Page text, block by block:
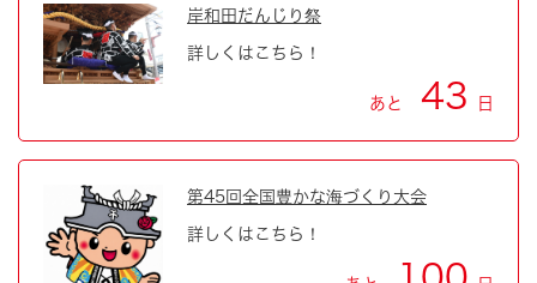
岸和田だんじり祭
詳しくはこちら！
あと 43 日
第45回全国豊かな海づくり大会
詳しくはこちら！